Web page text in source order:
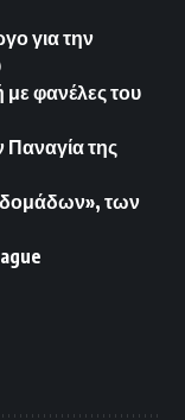
για την
φανέλες του
της
των